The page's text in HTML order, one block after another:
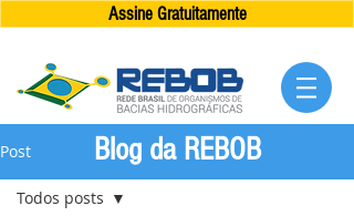
Assine Gratuitamente
Post
Todos posts
Blog da REBOB